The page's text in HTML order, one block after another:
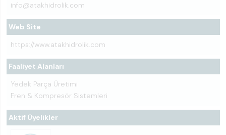
info@atakhidrolik.com
Web Site
https://www.atakhidrolik.com
Faaliyet Alanları
Yedek Parça Üretimi
Fren & Kompresör Sistemleri
Aktif Üyelikler